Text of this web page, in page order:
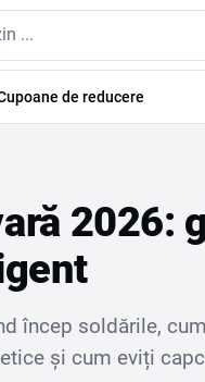
de reducere
2026:
încep soldările,
și cum eviți